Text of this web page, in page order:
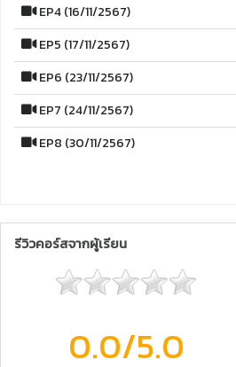
EP4 (16/11/2567)
EP5 (17/11/2567)
EP6 (23/11/2567)
EP7 (24/11/2567)
EP8 (30/11/2567)
รีวิวคอร์สจากผู้เรียน
0.0/5.0